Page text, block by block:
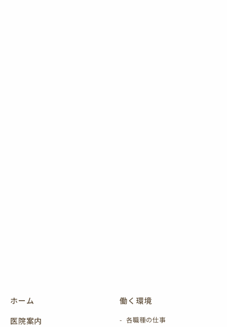
ホーム
医院案内
働く環境
各職種の仕事